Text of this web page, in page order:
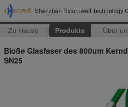
Shenzhen Hicorpwell Technology
Zu Hause Produkte Über
Bloße Glasfaser des 800um
SN25